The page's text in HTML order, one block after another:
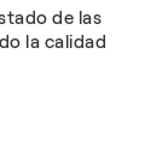
de las
la calidad